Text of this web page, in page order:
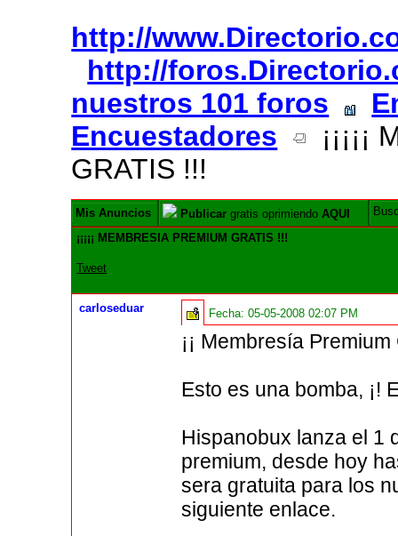
http://
http://
nuestros 101 foros
Encuestadores
GRATIS !!!
Mis Anuncios Publicar gratis oprimiendoAQUI
¡¡¡¡¡ MEMBRESIA PREMIUM GRATIS !!!
Tweet
carloseduar Fecha:05-05-2008 02:07 PM
¡¡ Membresía
Esto es una bomba, ¡!
Hispanobux lanza el 1
premium, desde hoy
sera gratuita para los
siguiente enlace.